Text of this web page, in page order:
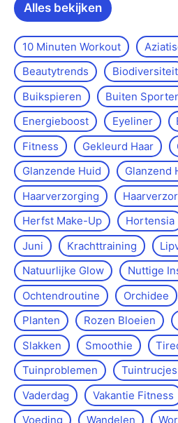
Alles bekijken
10 Minuten Workout
Beautytrends
Biodiversiteit
Buikspieren
Buiten
Energieboost
Eyeliner
Fitness
Gekleurd Haar
Glanzende Huid
Glanzend
Haarverzorging
Herfst Make-Up
Hortensia
Juni
Krachttraining
Natuurlijke Glow
Nuttige
Ochtendroutine
Orchidee
Planten
Rozen Bloeien
Slakken
Smoothie
Tuinproblemen
Vaderdag
Vakantie Fitness
Voeding
Wandelen